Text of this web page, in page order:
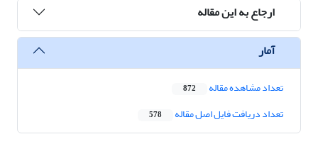
ارجاع به این مقاله
آمار
تعداد مشاهده مقاله 872
تعداد دریافت فایل اصل مقاله 578